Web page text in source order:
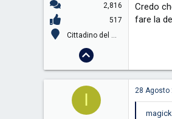
2,816
517
Cittadino del mondo
Credo
fare la
I 28 Agosto